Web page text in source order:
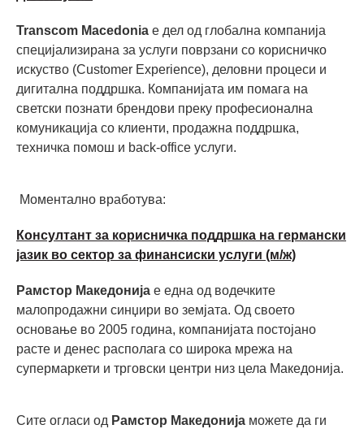
Transcom Macedonia е дел од глобална компанија
специјализирана за услуги поврзани со корисничко
искуство (Customer Experience), деловни процеси и
дигитална поддршка. Компанијата им помага на
светски познати брендови преку професионална
комуникација со клиенти, продажна поддршка,
техничка помош и back-office услуги.
Моментално вработува:
Консултант за корисничка поддршка на германски
јазик во сектор за финансиски услуги (м/ж)
Рамстор Македонија е една од водечките
малопродажни синџири во земјата. Од своето
основање во 2005 година, компанијата постојано
расте и денес располага со широка мрежа на
супермаркети и трговски центри низ цела Македонија.
Сите огласи од Рамстор Македонија можете да ги